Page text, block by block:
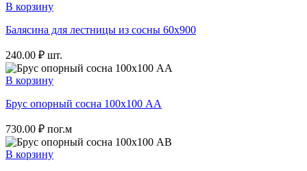
В корзину
Балясина для лестницы из сосны 60х900
240.00 ₽ шт.
В корзину
Брус опорный сосна 100х100 АА
730.00 ₽ пог.м
В корзину